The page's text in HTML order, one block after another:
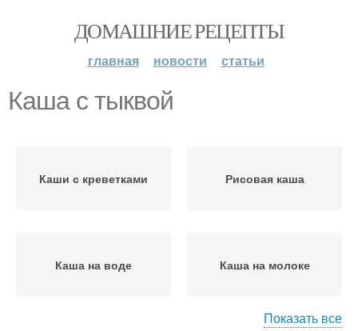
ДОМАШНИЕ РЕЦЕПТЫ
главная новости статьи
Каша с тыквой
Каши с креветками Рисовая каша
Каша на воде Каша на молоке
Показать все